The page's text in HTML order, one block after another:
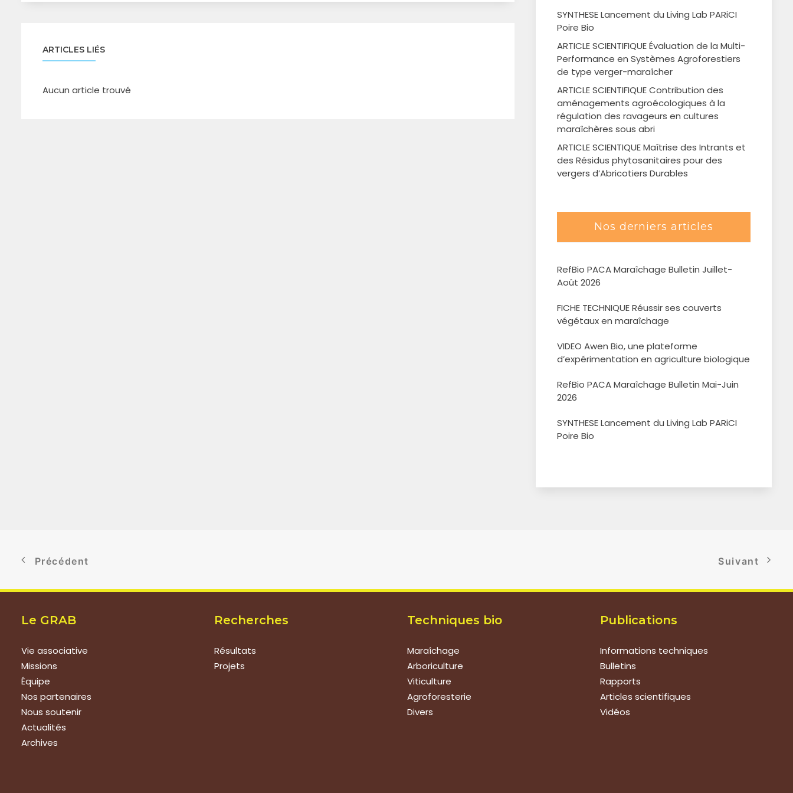
ARTICLES LIÉS
Aucun article trouvé
SYNTHESE Lancement du Living Lab PARiCI
Poire Bio
ARTICLE SCIENTIFIQUE Évaluation de la Multi-
Performance en Systèmes Agroforestiers
de type verger-maraîcher
ARTICLE SCIENTIFIQUE Contribution des
aménagements agroécologiques à la
régulation des ravageurs en cultures
maraîchères sous abri
ARTICLE SCIENTIQUE Maîtrise des Intrants et
des Résidus phytosanitaires pour des
vergers d’Abricotiers Durables
Nos derniers articles
RefBio PACA Maraîchage Bulletin Juillet-
Août 2026
FICHE TECHNIQUE Réussir ses couverts
végétaux en maraîchage
VIDEO Awen Bio, une plateforme
d’expérimentation en agriculture biologique
RefBio PACA Maraîchage Bulletin Mai-Juin
2026
SYNTHESE Lancement du Living Lab PARiCI
Poire Bio
Précédent Suivant
Le GRAB
Vie associative
Missions
Équipe
Nos partenaires
Nous soutenir
Actualités
Archives
Recherches
Résultats
Projets
Techniques bio
Maraîchage
Arboriculture
Viticulture
Agroforesterie
Divers
Publications
Informations techniques
Bulletins
Rapports
Articles scientifiques
Vidéos